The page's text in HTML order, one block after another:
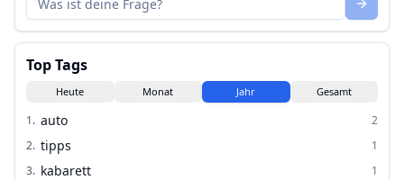
Top Tags
Heute Monat Jahr Gesamt
1. auto
2
2. tipps
1
3. kabarett
1